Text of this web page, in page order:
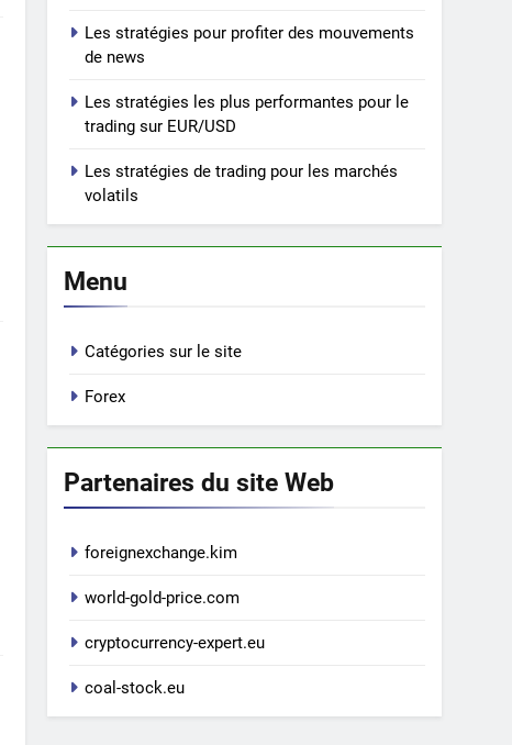
Les stratégies pour profiter des mouvements
de news
Les stratégies les plus performantes pour le
trading sur EUR/USD
Les stratégies de trading pour les marchés
volatils
Menu
Catégories sur le site
Forex
Partenaires du site Web
foreignexchange.kim
world-gold-price.com
cryptocurrency-expert.eu
coal-stock.eu